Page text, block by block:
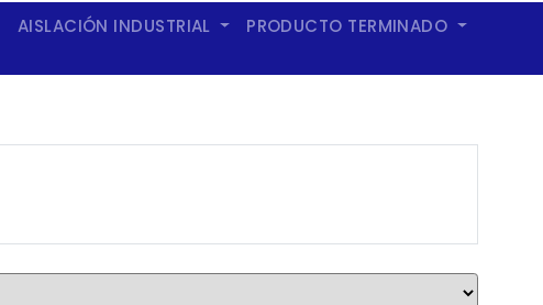
AISLACIÓN INDUSTRIAL PRODUCTO TERMINADO